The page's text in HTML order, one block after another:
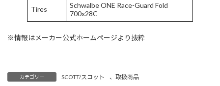
Tires
Schwalbe ONE Race-Guard Fold
700x28C
※情報はメーカー公式ホームページより抜粋
カテゴリー SCOTT/スコット 、 取扱商品